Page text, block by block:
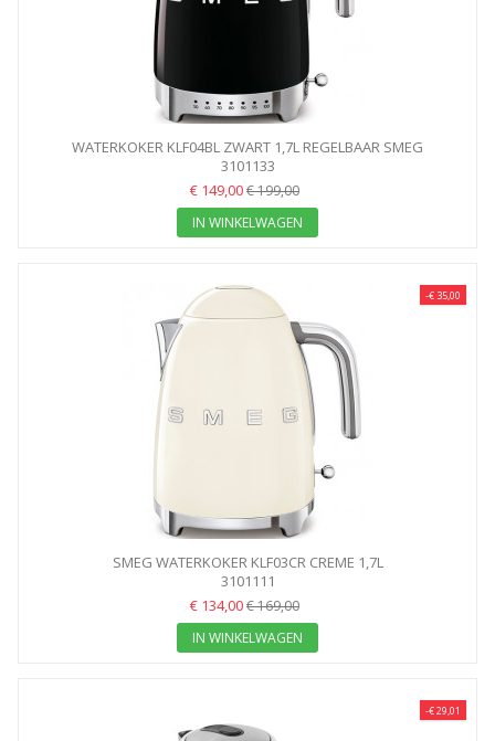
WATERKOKER KLF04BL ZWART 1,7L REGELBAAR SMEG
3101133
€ 149,00€ 199,00
IN WINKELWAGEN
-€ 35,00
SMEG WATERKOKER KLF03CR CREME 1,7L
3101111
€ 134,00€ 169,00
IN WINKELWAGEN
-€ 29,01